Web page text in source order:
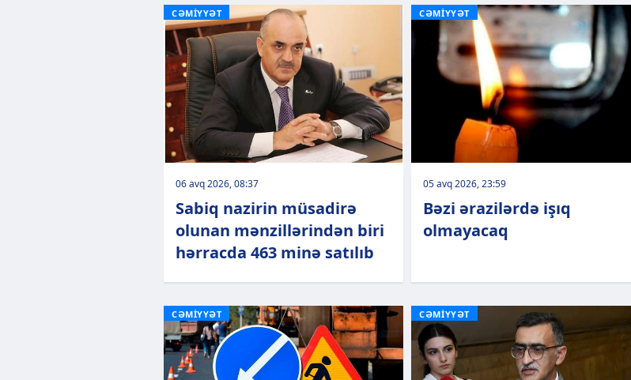
CƏMİYYƏT
06 avq 2026, 08:37
Sabiq nazirin müsadirə
olunan mənzillərindən biri
hərracda 463 minə satılıb
CƏMİYYƏT
05 avq 2026, 23:59
Bəzi ərazilərdə işıq
olmayacaq
CƏMİYYƏT CƏMİYYƏT